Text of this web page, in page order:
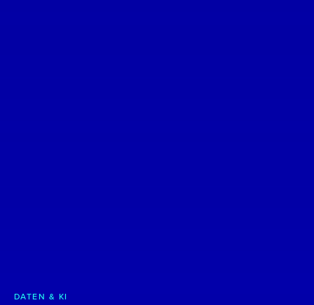
DATEN & KI